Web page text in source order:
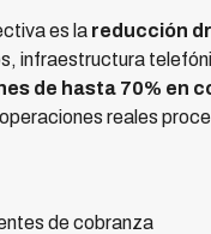
es la reducción
infraestructura
de hasta 70% en
reales
de cobranza